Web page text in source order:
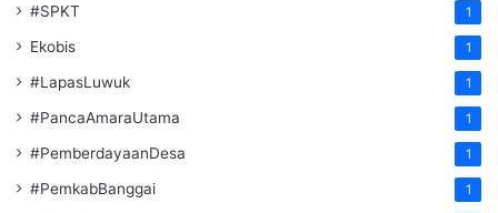
#SPKT 1
Ekobis 1
#LapasLuwuk 1
#PancaAmaraUtama 1
#PemberdayaanDesa 1
#PemkabBanggai 1